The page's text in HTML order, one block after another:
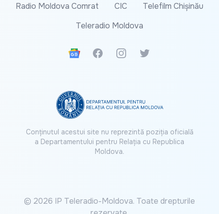
Radio Moldova Comrat
CIC
Telefilm Chișinău
Teleradio Moldova
Google News
FacebookInstagramTwitter
Conținutul acestui site nu reprezintă poziția oficială
a Departamentului pentru Relația cu Republica
Moldova.
© 2026 IP Teleradio-Moldova. Toate drepturile